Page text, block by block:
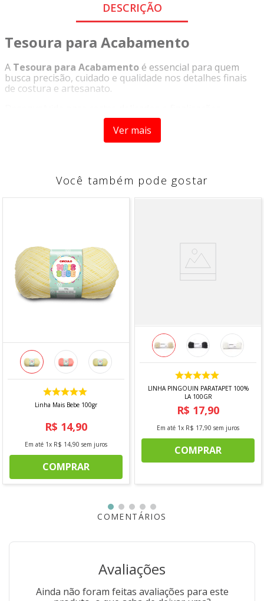
DESCRIÇÃO
Tesoura para Acabamento
A Tesoura para Acabamento é essencial para quem
busca precisão, cuidado e qualidade nos detalhes finais
de costura e artesanato.
perfeitas, garante um acabamento limpo, profissional e
sem rebarbas nas peças.
Ideal para acabamentos precisos
Lâminas afiadas para cortes delicados
Leve e fácil de manusear
Indicada para costura, bordado, patchwork, artesanato e
finalização de peças em geral.
"Imagens meramente ilustrativas"
Ver mais
Você também pode gostar
Linha Mais Bebe 100gr
R$ 14,90
Em até 1x R$ 14,90 sem juros
COMPRAR
LINHA PINGOUIN PARATAPET 100%
LA 100GR
R$ 17,90
Em até 1x R$ 17,90 sem juros
COMPRAR
COMENTÁRIOS
Avaliações
Ainda não foram feitas avaliações para este